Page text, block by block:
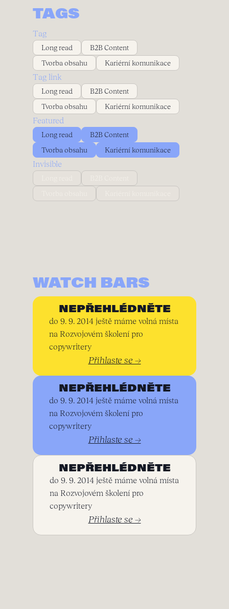
TAGS
Tag
Long read
B2B Content
Tvorba obsahu
Kariérní komunikace
Tag link
Long read
B2B Content
Tvorba obsahu
Kariérní komunikace
Featured
Long read
B2B Content
Tvorba obsahu
Kariérní komunikace
Invisible
WATCH BARS
NEPŘEHLÉDNĚTE
do 9. 9. 2014 ještě máme volná místa
na Rozvojovém školení pro
copywritery
Přihlaste se →
NEPŘEHLÉDNĚTE
do 9. 9. 2014 ještě máme volná místa
na Rozvojovém školení pro
copywritery
Přihlaste se →
NEPŘEHLÉDNĚTE
do 9. 9. 2014 ještě máme volná místa
na Rozvojovém školení pro
copywritery
Přihlaste se →